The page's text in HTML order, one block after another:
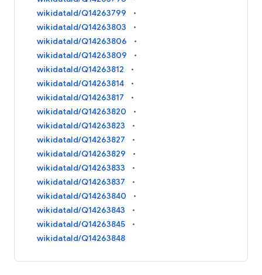
wikidataId/Q14263799
wikidataId/Q14263803
wikidataId/Q14263806
wikidataId/Q14263809
wikidataId/Q14263812
wikidataId/Q14263814
wikidataId/Q14263817
wikidataId/Q14263820
wikidataId/Q14263823
wikidataId/Q14263827
wikidataId/Q14263829
wikidataId/Q14263833
wikidataId/Q14263837
wikidataId/Q14263840
wikidataId/Q14263843
wikidataId/Q14263845
wikidataId/Q14263848